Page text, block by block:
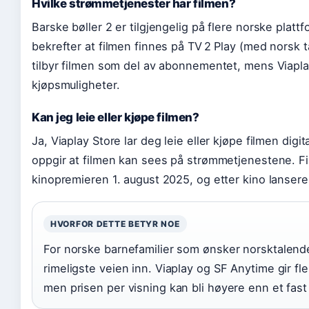
Hvilke strømmetjenester har filmen?
Barske bøller 2 er tilgjengelig på flere norske
bekrefter at filmen finnes på TV 2 Play (med norsk
tilbyr filmen som del av abonnementet, mens
kjøpsmuligheter.
Kan jeg leie eller kjøpe filmen?
Ja, Viaplay Store lar deg leie eller kjøpe filmen
oppgir at filmen kan sees på strømmetjenestene.
kinopremieren 1. august 2025, og etter kino
HVORFOR DETTE BETYR NOE
For norske barnefamilier som ønsker
rimeligste veien inn. Viaplay og SF Anytime gir
men prisen per visning kan bli høyere enn et